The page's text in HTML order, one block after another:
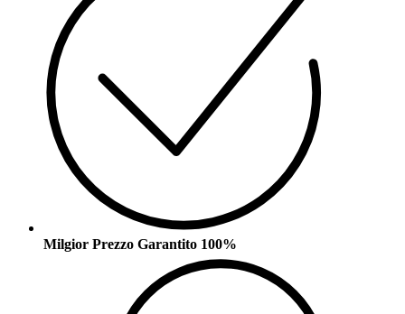
Milgior Prezzo Garantito 100%